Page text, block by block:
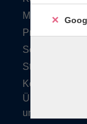
Musikschule
Projekte
Service
Kontakt/
Über
uns